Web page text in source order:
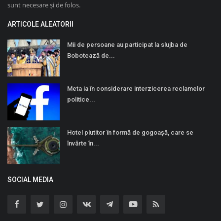
sunt necesare și de folos.
ARTICOLE ALEATORII
Mii de persoane au participat la slujba de
Bobotează de...
Meta ia în considerare interzicerea reclamelor
politice...
Hotel plutitor în formă de gogoaşă, care se
învârte în...
SOCIAL MEDIA